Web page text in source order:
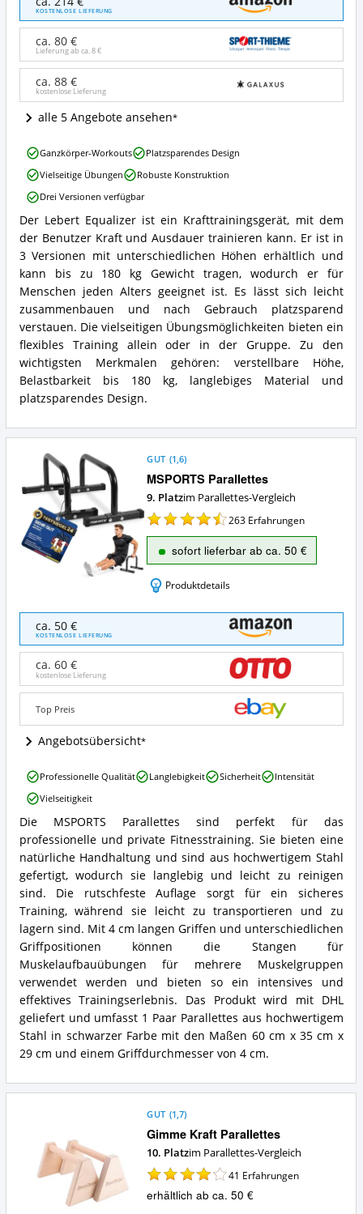
Equalizer
Angebote:
Parallettes
erhältlich?
KOSTENLOSE LIEFERUNG
ca. 80 €
Lieferung ab ca.8 €
ca. 88 €
kostenlose Lieferung
alle 5 Angebote ansehen
Lebert
Equalizer
Zusammenfassung:
Was
bietet
Parallettes?
Der Lebert Equalizer ist ein Krafttrainingsgerät, mit dem
der Benutzer Kraft und Ausdauer trainieren kann. Er ist in
3 Versionen mit unterschiedlichen Höhen erhältlich und
kann bis zu 180 kg Gewicht tragen, wodurch er für
Menschen jeden Alters geeignet ist. Es lässt sich leicht
zusammenbauen und nach Gebrauch platzsparend
verstauen. Die vielseitigen Übungsmöglichkeiten bieten ein
flexibles Training allein oder in der Gruppe. Zu den
wichtigsten Merkmalen gehören: verstellbare Höhe,
Belastbarkeit bis 180 kg, langlebiges Material und
platzsparendes Design.
Lebert
Equalizer
Vorteile:
Was
spricht
für
Parallettes?
Ganzkörper-Workouts
Platzsparendes Design
Vielseitige Übungen
Robuste Konstruktion
Drei Versionen verfügbar
MSPORTS Parallettes
GUT (1,6)
9. Platzim Parallettes-Vergleich
263 Erfahrungen
sofort lieferbar ab ca. 50 €
Produktdetails
MSPORTS
Parallettes
Angebote:
Parallettes
erhältlich?
ca. 50 €
KOSTENLOSE LIEFERUNG
ca. 60 €
kostenlose Lieferung
Top Preis
Angebotsübersicht
MSPORTS
Parallettes
Zusammenfassung:
Was
bietet
Parallettes?
Die MSPORTS Parallettes sind perfekt für das
professionelle und private Fitnesstraining. Sie bieten eine
natürliche Handhaltung und sind aus hochwertigem Stahl
gefertigt, wodurch sie langlebig und leicht zu reinigen
sind. Die rutschfeste Auflage sorgt für ein sicheres
Training, während sie leicht zu transportieren und zu
lagern sind. Mit 4 cm langen Griffen und unterschiedlichen
Griffpositionen können die Stangen für
Muskelaufbauübungen für mehrere Muskelgruppen
verwendet werden und bieten so ein intensives und
effektives Trainingserlebnis. Das Produkt wird mit DHL
geliefert und umfasst 1 Paar Parallettes aus hochwertigem
Stahl in schwarzer Farbe mit den Maßen 60 cm x 35 cm x
29 cm und einem Griffdurchmesser von 4 cm.
MSPORTS
Parallettes
Vorteile:
Was
spricht
für
Parallettes?
Professionelle Qualität Langlebigkeit Sicherheit
Intensität
Vielseitigkeit
Gimme Kraft Parallettes
GUT (1,7)
10. Platzim Parallettes-Vergleich
41 Erfahrungen
erhältlich ab ca. 50 €